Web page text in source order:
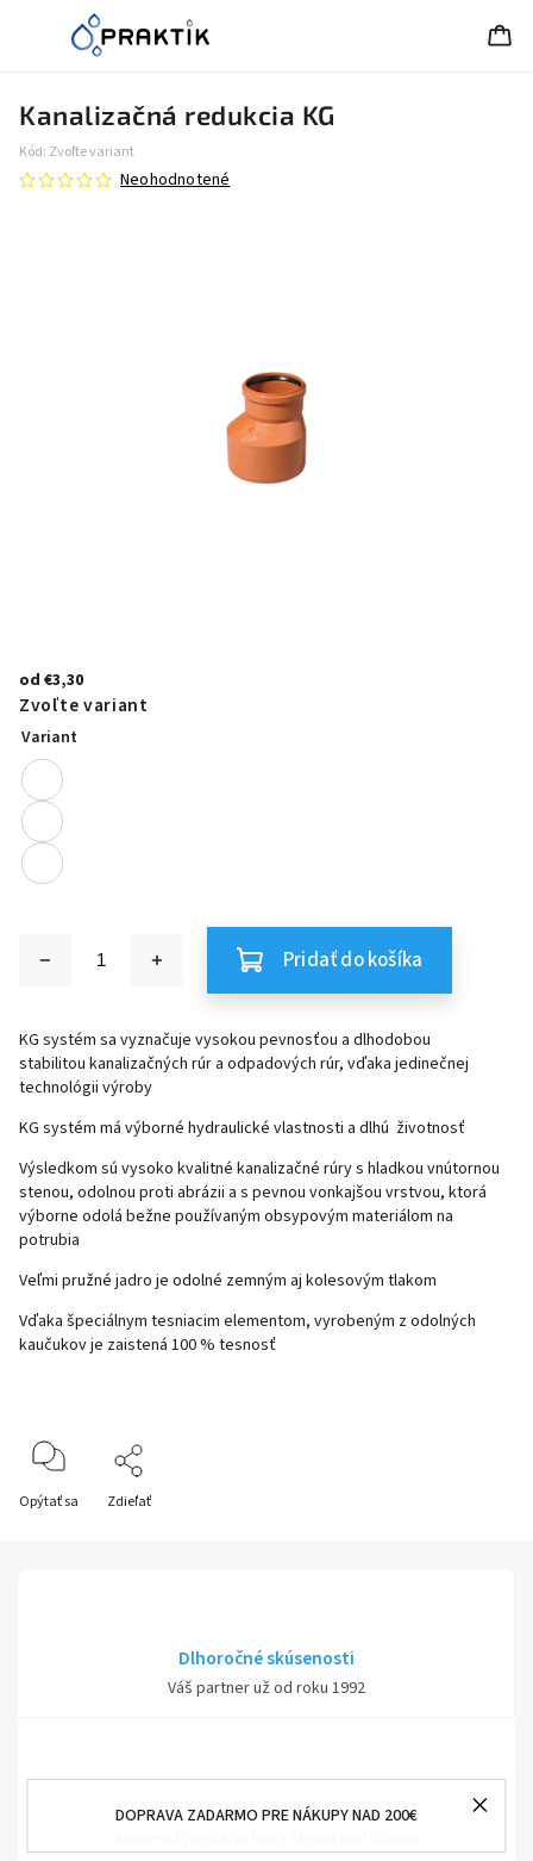
DOPRAVA ZADARMO PRE NÁKUPY NAD 200€
Kanalizačná redukcia KG
Kód: Zvoľte variant
Neohodnotené
od €3,30
Zvoľte variant
Variant
Pridať do košíka
KG systém sa vyznačuje vysokou pevnosťou a dlhodobou
stabilitou kanalizačných rúr a odpadových rúr, vďaka jedinečnej
technológii výroby
KG systém má výborné hydraulické vlastnosti a dlhú životnosť
Výsledkom sú vysoko kvalitné kanalizačné rúrys hladkou vnútornou
stenou, odolnou proti abrázii a s pevnou vonkajšou vrstvou, ktorá
výborne odolá bežne používaným obsypovým materiálom na
potrubia
Veľmi pružné jadro je odolné zemným aj kolesovým tlakom
Vďaka špeciálnym tesniacim elementom, vyrobeným z odolných
kaučukov je zaistená 100 % tesnosť
Opýtať sa Zdieľať
Dlhoročné skúsenosti
Váš partner už od roku 1992
Osobný odber